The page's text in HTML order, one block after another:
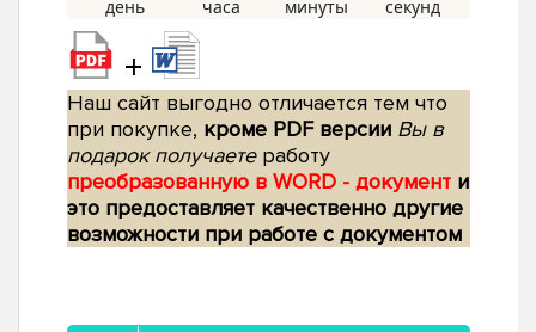
+
Наш сайт выгодно отличается тем что
при покупке, кроме PDF версии Вы в
подарок получаетеработу
преобразованную в WORD - документ и
это предоставляет качественно другие
возможности при работе с документом